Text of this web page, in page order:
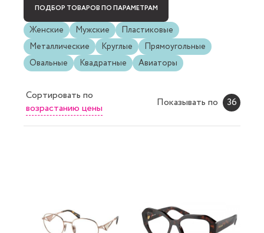
ПОДБОР ТОВАРОВ ПО ПАРАМЕТРАМ
Женские Мужские
Пластиковые
Металлические
Круглые
Прямоугольные
Овальные
Квадратные Авиаторы
Сортировать по
возрастанию цены
Показывать по 36